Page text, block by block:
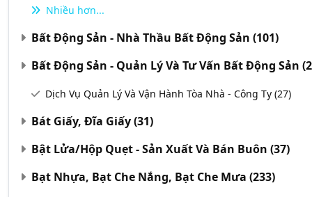
Nhiều hơn...
Bất Động Sản - Nhà Thầu Bất Động Sản (101)
Bất Động Sản - Quản Lý Và Tư Vấn Bất Động Sản
Dịch Vụ Quản Lý Và Vận Hành Tòa Nhà - Công Ty (27)
Bát Giấy, Đĩa Giấy(31)
Bật Lửa/Hộp Quẹt - Sản Xuất Và Bán Buôn (37)
Bạt Nhựa, Bạt Che Nắng, Bạt Che Mưa (233)